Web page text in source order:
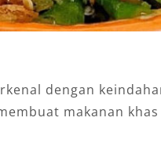
dengan
makanan